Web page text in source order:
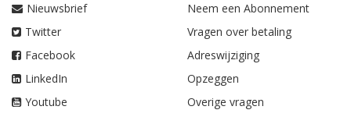
Nieuwsbrief
Twitter
Facebook
LinkedIn
Youtube
Neem een Abonnement
Vragen over betaling
Adreswijziging
Opzeggen
Overige vragen